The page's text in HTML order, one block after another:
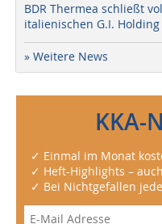
BDR Thermea schließt
italienischen G.I. Holding
» Weitere News
KKA-
✓ Einmal im Monat
✓ Heft-Highlights –
✓ Bei Nichtgefallen